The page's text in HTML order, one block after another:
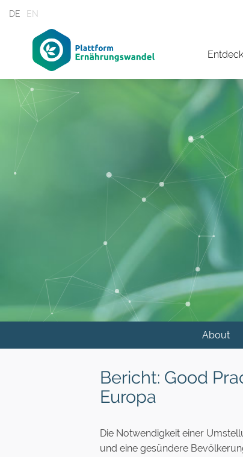
DE EN
About
Bericht: Good
Europa
Die Notwendigkeit einer
und eine gesündere